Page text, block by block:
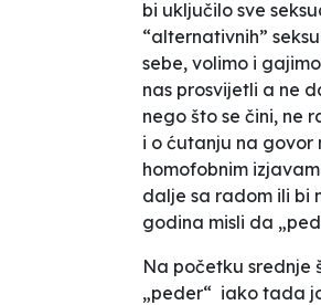
bi uključilo sve
“alternativnih”
sebe, volimo i
nas prosvijetli a ne
nego što se čini, ne
i o ćutanju na govor
homofobnim
dalje sa radom ili bi
godina misli da
Na početku srednje
„peder“ iako tada